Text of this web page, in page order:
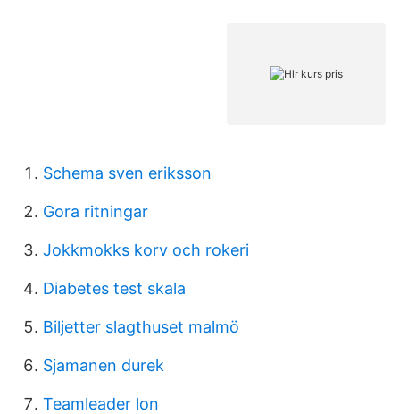
Schema sven eriksson
Gora ritningar
Jokkmokks korv och rokeri
Diabetes test skala
Biljetter slagthuset malmö
Sjamanen durek
Teamleader lon